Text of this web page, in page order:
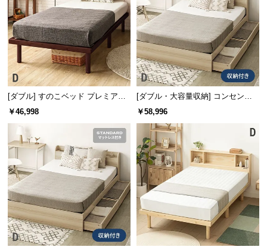
規
約
に
つ
い
て
様
サ
ポ
ー
ト
[ダブル] すのこベッド プレミアム
マットレス付き
￥46,998
[ダブル・大容量収納] コンセント
機能付きベッド プレミアムマット
￥58,996